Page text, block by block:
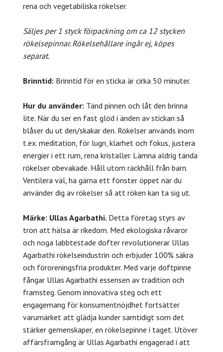
rena och vegetabiliska rökelser.
Säljes per 1 styck förpackning om ca 12 stycken
rökelsepinnar. Rökelsehållare ingår ej, köpes
separat.
Brinntid: Brinntid för en sticka är cirka 50 minuter.
Hur du använder: Tänd pinnen och låt den brinna
lite. När du ser en fast glöd i änden av stickan så
blåser du ut den/skakar den. Rökelser används inom
t.ex. meditation, för lugn, klarhet och fokus, justera
energier i ett rum, rena kristaller. Lämna aldrig tända
rökelser obevakade. Håll utom räckhåll från barn.
Ventilera väl, ha gärna ett fönster öppet när du
använder dig av rökelser så att röken kan ta sig ut.
Märke: Ullas Agarbathi. Detta företag styrs av
tron att hälsa är rikedom. Med ekologiska råvaror
och noga labbtestade dofter revolutionerar Ullas
Agarbathi rökelseindustrin och erbjuder 100% säkra
och föroreningsfria produkter. Med varje doftpinne
fångar Ullas Agarbathi essensen av tradition och
framsteg. Genom innovativa steg och ett
engagemang för konsumentnöjdhet fortsätter
varumärket att glädja kunder samtidigt som det
stärker gemenskaper, en rökelsepinne i taget. Utöver
affärsframgång är Ullas Agarbathi engagerad i att